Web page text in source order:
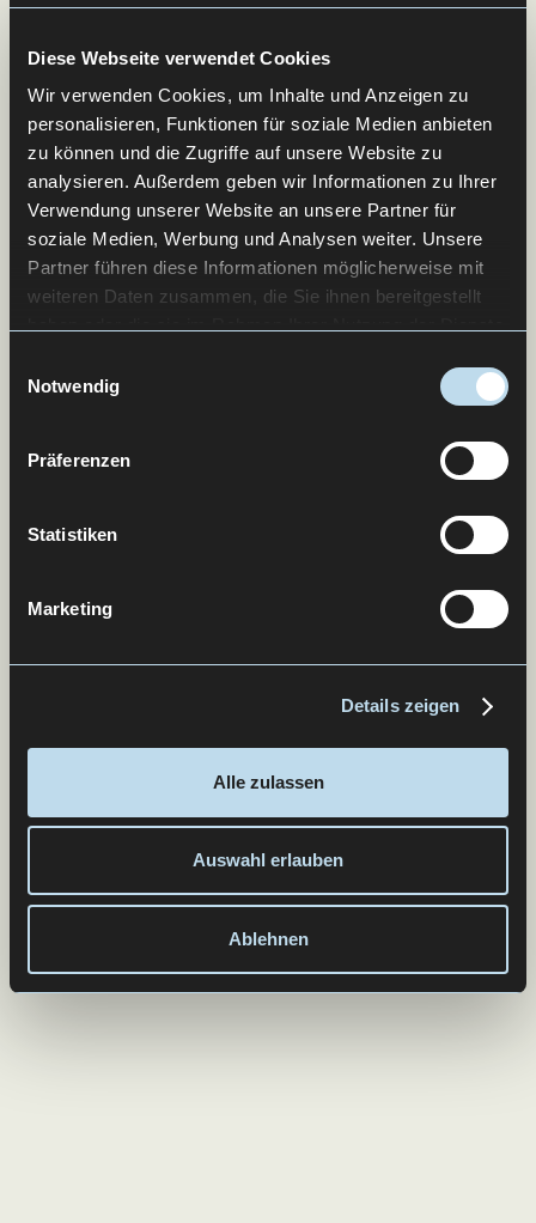
Diese Webseite verwendet Cookies
Wir verwenden Cookies, um Inhalte und Anzeigen zu
personalisieren, Funktionen für soziale Medien anbieten
zu können und die Zugriffe auf unsere Website zu
analysieren. Außerdem geben wir Informationen zu Ihrer
Verwendung unserer Website an unsere Partner für
soziale Medien, Werbung und Analysen weiter. Unsere
Partner führen diese Informationen möglicherweise mit
weiteren Daten zusammen, die Sie ihnen bereitgestellt
Notwendig
Präferenzen
Statistiken
Marketing
Details zeigen
Alle zulassen
Auswahl erlauben
Ablehnen